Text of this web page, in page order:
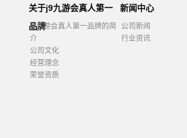
关于j9九游会真人第一
品牌
j9九游会真人第一品牌的简
介
公司文化
经营理念
荣誉资质
新闻中心
公司新闻
行业资讯